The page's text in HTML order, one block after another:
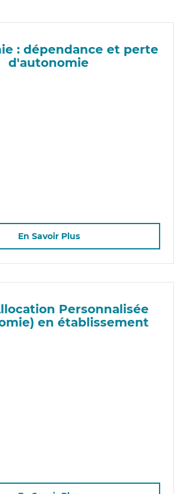
: dépendance et perte
d'autonomie
En Savoir Plus
Personnalisée
en établissement